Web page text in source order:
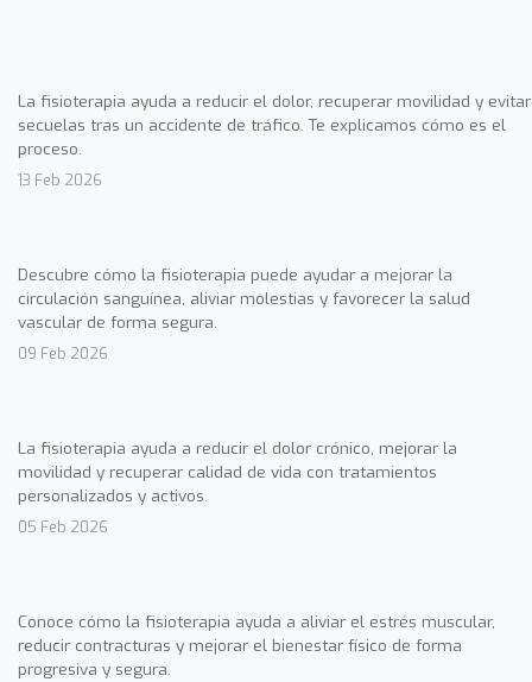
La fisioterapia ayuda a reducir el dolor, recuperar movilidad y evitar
secuelas tras un accidente de tráfico. Te explicamos cómo es el
proceso.
13 Feb 2026
Descubre cómo la fisioterapia puede ayudar a mejorar la
circulación sanguínea, aliviar molestias y favorecer la salud
vascular de forma segura.
09 Feb 2026
La fisioterapia ayuda a reducir el dolor crónico, mejorar la
movilidad y recuperar calidad de vida con tratamientos
personalizados y activos.
05 Feb 2026
Conoce cómo la fisioterapia ayuda a aliviar el estrés muscular,
reducir contracturas y mejorar el bienestar físico de forma
progresiva y segura.